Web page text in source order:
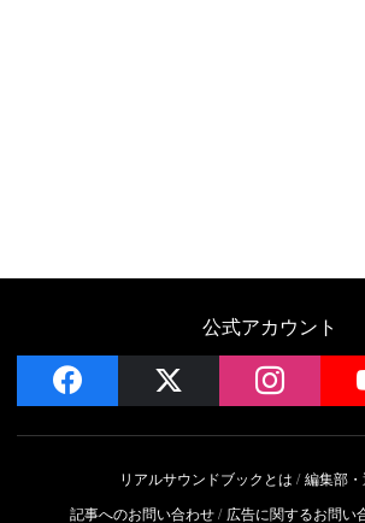
公式アカウント
facebook
リアルサウンドブックとは
編集部
記事へのお問い合わせ
広告に関するお問い